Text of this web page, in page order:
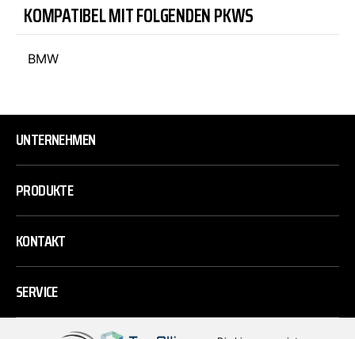
KOMPATIBEL MIT FOLGENDEN PKWS
BMW
UNTERNEHMEN
PRODUKTE
KONTAKT
SERVICE